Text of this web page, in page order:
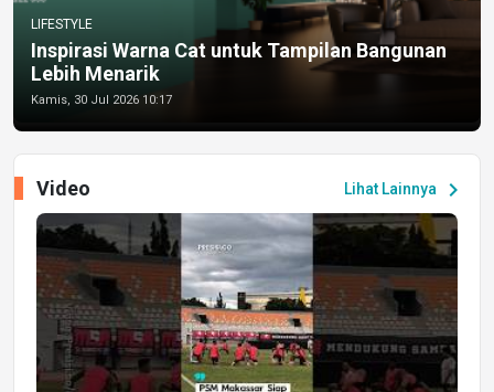
LIFESTYLE
Inspirasi Warna Cat untuk Tampilan Bangunan
Lebih Menarik
Kamis, 30 Jul 2026 10:17
Lihat Lainnya chevron_right
Video